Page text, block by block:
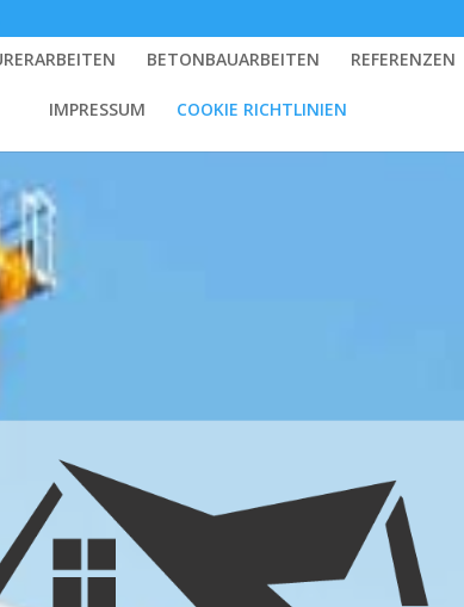
BETONBAUARBEITEN REFERENZEN
IMPRESSUM COOKIE RICHTLINIEN